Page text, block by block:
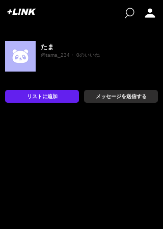
+L!NK
たま
@tama_234・ 0のいいね
リストに追加 メッセージを送信する